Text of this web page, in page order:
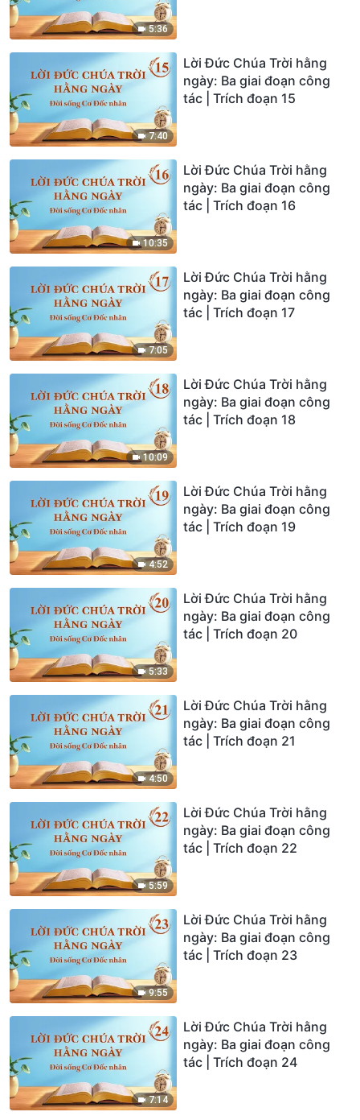
5:36
7:40
Lời Đức Chúa Trời hằng
ngày: Ba giai đoạn công
tác | Trích đoạn 15
10:35
Lời Đức Chúa Trời hằng
ngày: Ba giai đoạn công
tác | Trích đoạn 16
7:05
Lời Đức Chúa Trời hằng
ngày: Ba giai đoạn công
tác | Trích đoạn 17
10:09
Lời Đức Chúa Trời hằng
ngày: Ba giai đoạn công
tác | Trích đoạn 18
4:52
Lời Đức Chúa Trời hằng
ngày: Ba giai đoạn công
tác | Trích đoạn 19
5:33
Lời Đức Chúa Trời hằng
ngày: Ba giai đoạn công
tác | Trích đoạn 20
4:50
Lời Đức Chúa Trời hằng
ngày: Ba giai đoạn công
tác | Trích đoạn 21
5:59
Lời Đức Chúa Trời hằng
ngày: Ba giai đoạn công
tác | Trích đoạn 22
9:55
Lời Đức Chúa Trời hằng
ngày: Ba giai đoạn công
tác | Trích đoạn 23
7:14
Lời Đức Chúa Trời hằng
ngày: Ba giai đoạn công
tác | Trích đoạn 24